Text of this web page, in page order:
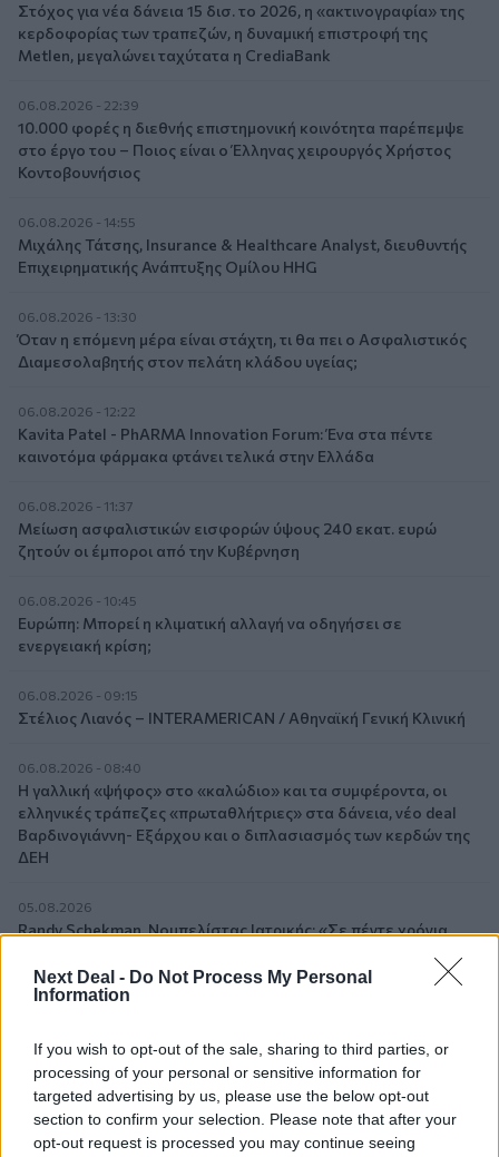
Next Deal - Do Not Process My Personal
Information
If you wish to opt-out of the sale, sharing to third parties, or
processing of your personal or sensitive information for
targeted advertising by us, please use the below opt-out
section to confirm your selection. Please note that after your
opt-out request is processed you may continue seeing
Στόχος για νέα δάνεια 15 δισ. το 2026, η «ακτινογραφία» της
κερδοφορίας των τραπεζών, η δυναμική επιστροφή της
Metlen, μεγαλώνει ταχύτατα η CrediaBank
06.08.2026 - 22:39
10.000 φορές η διεθνής επιστημονική κοινότητα παρέπεμψε
στο έργο του – Ποιος είναι ο Έλληνας χειρουργός Χρήστος
Κοντοβουνήσιος
06.08.2026 - 14:55
Μιχάλης Τάτσης, Insurance & Healthcare Analyst, διευθυντής
Επιχειρηματικής Ανάπτυξης Ομίλου HHG
06.08.2026 - 13:30
Όταν η επόμενη μέρα είναι στάχτη, τι θα πει ο Ασφαλιστικός
Διαμεσολαβητής στον πελάτη κλάδου υγείας;
06.08.2026 - 12:22
Kavita Patel - PhARMA Innovation Forum: Ένα στα πέντε
καινοτόμα φάρμακα φτάνει τελικά στην Ελλάδα
06.08.2026 - 11:37
Μείωση ασφαλιστικών εισφορών ύψους 240 εκατ. ευρώ
ζητούν οι έμποροι από την Κυβέρνηση
06.08.2026 - 10:45
Ευρώπη: Μπορεί η κλιματική αλλαγή να οδηγήσει σε
ενεργειακή κρίση;
06.08.2026 - 09:15
Στέλιος Λιανός – INTERAMERICAN / Αθηναϊκή Γενική Κλινική
06.08.2026 - 08:40
Η γαλλική «ψήφος» στο «καλώδιο» και τα συμφέροντα, οι
ελληνικές τράπεζες «πρωταθλήτριες» στα δάνεια, νέο deal
Βαρδινογιάννη- Εξάρχου και ο διπλασιασμός των κερδών της
ΔΕΗ
05.08.2026
Randy Schekman, Νομπελίστας Ιατρικής: «Σε πέντε χρόνια
Πάρκινσον»
Ε.Ε και παράνομη μετανάστευση: προτάσεις και δράσεις με
παρονομαστή το κοινό συμφέρον
05.08.2026
Αντώνης Βουκλαρής - «ΕΡΡΙΚΟΣ ΝΤΥΝΑΝ»